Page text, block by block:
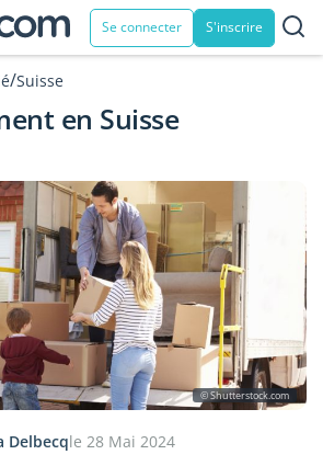
Se connecter S'inscrire
/Suisse
en Suisse
© Shutterstock.com
Delbecqle 28 Mai 2024